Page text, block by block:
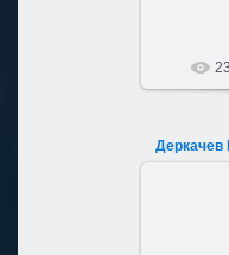
Деркачев